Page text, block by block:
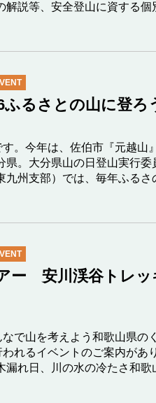
解説等、安全登山に資する
ふるさとの山に登
。今年は、佐伯市『元越山
県。大分県山の日登山実行
九州支部）では、毎年ふる
ー 安川渓谷トレ
で山を考えよう和歌山県の
れるイベントのご案内があ
漏れ日、川の水の冷たさ和